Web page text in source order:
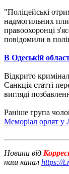
"Поліцейські
надмогильних
правоохоронці
повідомили в
В Одеській
Відкрито
Санкція статті
вигляді
Раніше група
Меморіал орлят у
Новини від
наш канал https://